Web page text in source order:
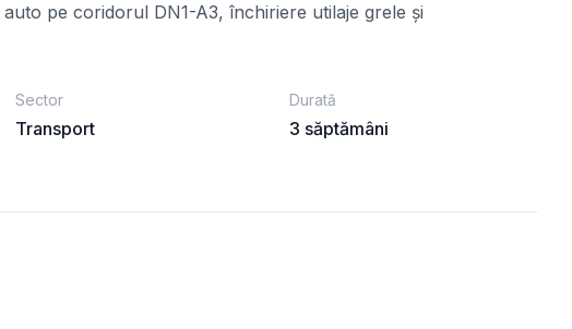
pe coridorul DN1-A3, închiriere utilaje grele și
Sector
Transport
Durată
3 săptămâni